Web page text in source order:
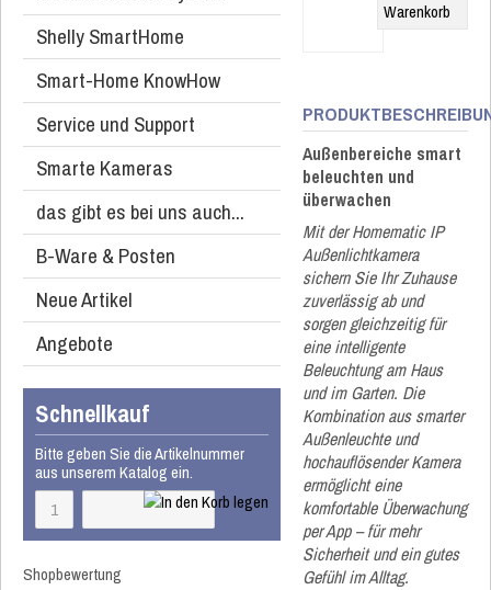
Shelly SmartHome
Smart-Home KnowHow
Service und Support
Smarte Kameras
das gibt es bei uns auch...
B-Ware & Posten
Neue Artikel
Angebote
Schnellkauf
Bitte geben Sie die Artikelnummer
aus unserem Katalog ein.
Shopbewertung
Außenbereiche smart
beleuchten und
überwachen
Mit der Homematic IP
Außenlichtkamera
sichern Sie Ihr Zuhause
zuverlässig ab und
sorgen gleichzeitig für
eine intelligente
Beleuchtung am Haus
und im Garten. Die
Kombination aus smarter
Außenleuchte und
hochauflösender Kamera
ermöglicht eine
komfortable Überwachung
per App – für mehr
Sicherheit und ein gutes
Gefühl im Alltag.